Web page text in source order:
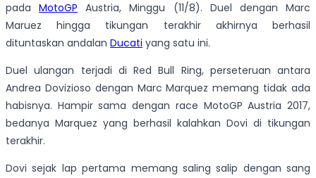
padaMotoGP Austria, Minggu (11/8). Duel dengan Marc
Maruez hingga tikungan terakhir akhirnya berhasil
dituntaskan andalan Ducati yang satu ini.
Duel ulangan terjadi di Red Bull Ring, perseteruan antara
Andrea Dovizioso dengan Marc Marquez memang tidak ada
habisnya. Hampir sama dengan race MotoGP Austria 2017,
bedanya Marquez yang berhasil kalahkan Dovi di tikungan
terakhir.
Dovi sejak lap pertama memang saling salip dengan sang